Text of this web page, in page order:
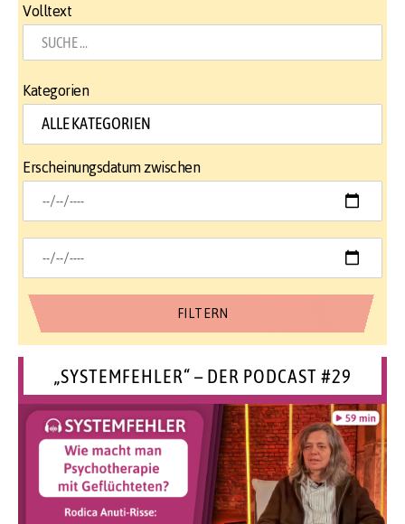
Volltext
Kategorien
Erscheinungsdatum zwischen
„SYSTEMFEHLER“ – DER PODCAST #29